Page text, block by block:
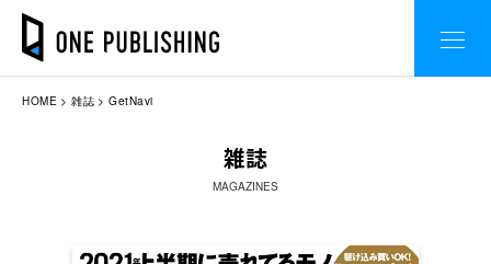
HOME 雑誌 GetNavi
雑誌
MAGAZINES